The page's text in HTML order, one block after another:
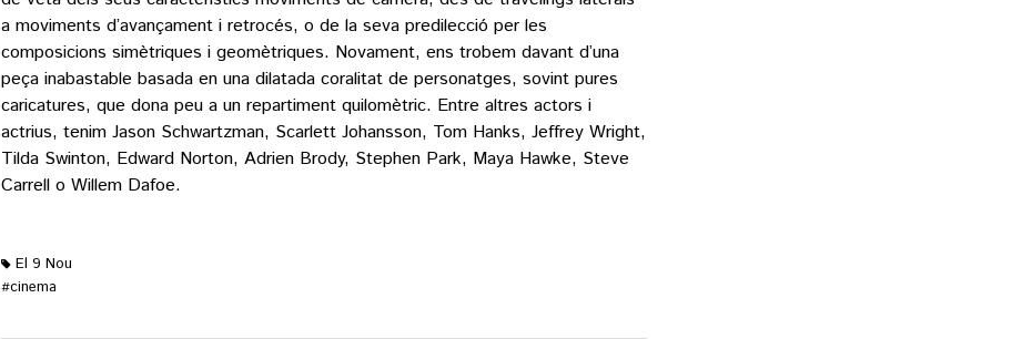
a moviments d’avançament i retrocés, o de la seva predilecció per les
composicions simètriques i geomètriques. Novament, ens trobem davant d’una
peça inabastable basada en una dilatada coralitat de personatges, sovint pures
caricatures, que dona peu a un repartiment quilomètric. Entre altres actors i
actrius, tenim Jason Schwartzman, Scarlett Johansson, Tom Hanks, Jeffrey Wright,
Tilda Swinton, Edward Norton, Adrien Brody, Stephen Park, Maya Hawke, Steve
Carrell o Willem Dafoe.
El 9 Nou
#cinema
M'agrada